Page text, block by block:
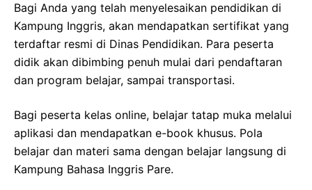
Bagi Anda yang telah menyelesaikan pendidikan di
Kampung Inggris, akan mendapatkan sertifikat yang
terdaftar resmi di Dinas Pendidikan. Para peserta
didik akan dibimbing penuh mulai dari pendaftaran
dan program belajar, sampai transportasi.
Bagi peserta kelas online, belajar tatap muka melalui
aplikasi dan mendapatkan e-book khusus. Pola
belajar dan materi sama dengan belajar langsung di
Kampung Bahasa Inggris Pare.